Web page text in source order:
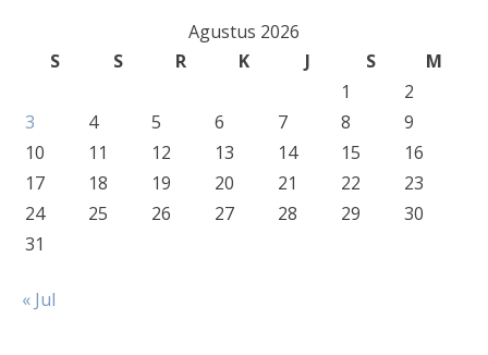
Agustus 2026
S
S R K J S
M
1
2
3
4 5 6 7 8
9
10
11 12 13 14 15
16
17
18 19 20 21 22
23
24
25 26 27 28 29
30
31
« Jul